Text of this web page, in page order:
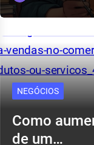
NEGÓCIOS
Como
de um…